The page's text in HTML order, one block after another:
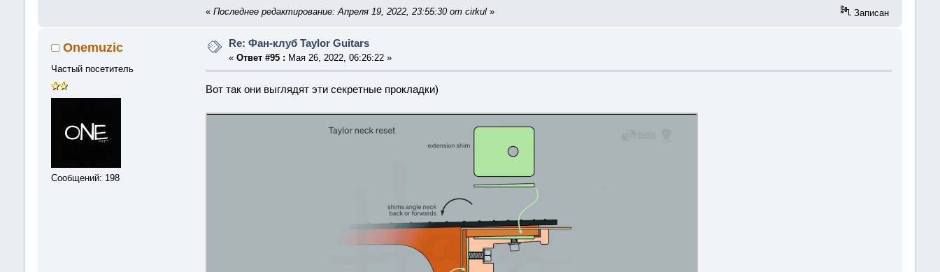
« Последнее редактирование: Апреля 19, 2022, 23:55:30 от cirkul» Записан
Onemuzic
Частый посетитель
Сообщений: 198
Re: Фан-клуб Taylor Guitars
«Ответ #95 : Мая 26, 2022, 06:26:22 »
Вот так они выглядят эти секретные прокладки)